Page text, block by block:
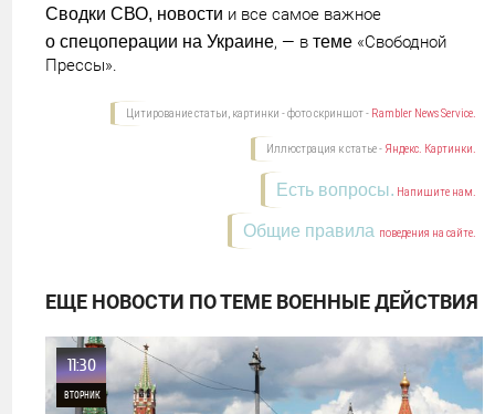
Сводки СВО, новости и все самое важное
о спецоперации на Украине, — втеме «Свободной
Прессы».
Цитирование статьи, картинки - фото скриншот - Rambler News Service.
Иллюстрация к статье - Яндекс. Картинки.
Есть вопросы. Напишите нам.
Общие правила поведения на сайте.
ЕЩЕ НОВОСТИ ПО ТЕМЕ ВОЕННЫЕ ДЕЙСТВИЯ
11:30
ВТОРНИК